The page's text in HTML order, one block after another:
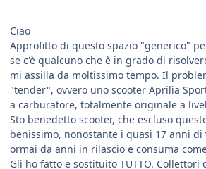
Ciao
Approfitto di questo spazio "generico"
se c'è qualcuno che è in grado di
mi assilla da moltissimo tempo. Il
"tender", ovvero uno scooter Aprilia
a carburatore, totalmente originale a
Sto benedetto scooter, che escluso
benissimo, nonostante i quasi 17 anni di
ormai da anni in rilascio e consuma
Gli ho fatto e sostituito TUTTO. Collettori